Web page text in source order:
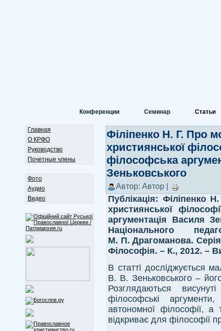
Конференции Семинар Статьи
Главная
О КРФО
Руководство
Почетные члены
Фото
Аудио
Видео
Філіпенко Н. Г. Про
християнської
філософська
Зеньковського
Автор: Автор |
Публікація: Філіпенко
християнської
аргументація Василя
Національного
М. П. Драгоманова. Серія
Філософія. – К., 2012. –
В статті досліджується
В. В. Зеньковського –
Розглядаються
філософські
автономної філософії, а
відкриває для філософії